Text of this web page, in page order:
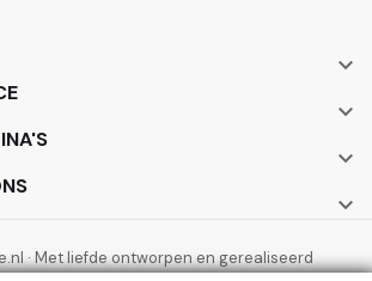




· Met liefde ontworpen en gerealiseerd